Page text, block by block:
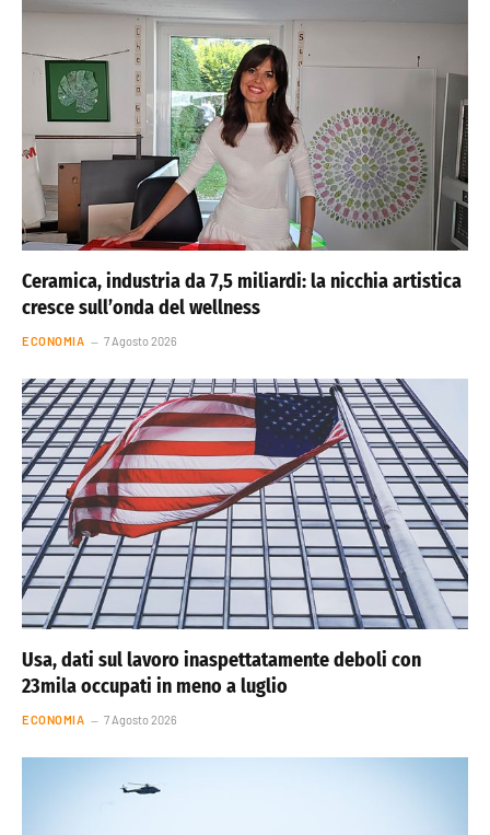
Ceramica, industria da 7,5 miliardi: la nicchia artistica
cresce sull’onda del wellness
ECONOMIA 7 Agosto 2026
Usa, dati sul lavoro inaspettatamente deboli con
23mila occupati in meno a luglio
ECONOMIA 7 Agosto 2026